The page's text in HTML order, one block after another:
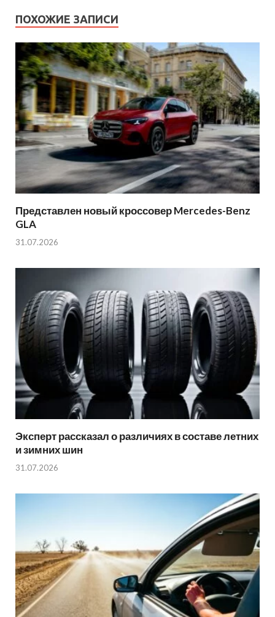
ПОХОЖИЕ ЗАПИСИ
Представлен новый кроссовер Mercedes-Benz
GLA
31.07.2026
Эксперт рассказал о различиях в составе летних
и зимних шин
31.07.2026